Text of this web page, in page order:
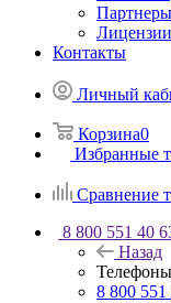
Партнеры
Лицензии
Контакты
Личный
Корзина0
Избранные
Сравнение
8 800 551 40
Назад
Телефоны
8 800 551